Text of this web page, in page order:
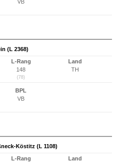
VB
(L 2368)
L-Rang
148
(78)
Land
TH
BPL
VB
Köstitz (L 1108)
L-Rang
Land